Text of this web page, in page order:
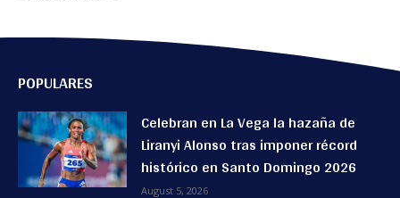
POPULARES
Celebran en La Vega la hazaña de
Liranyi Alonso tras imponer récord
histórico en Santo Domingo 2026
August 5, 2026